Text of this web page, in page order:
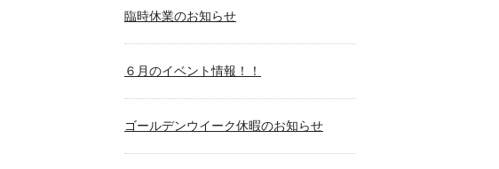
臨時休業のお知らせ
６月のイベント情報！！
ゴールデンウイーク休暇のお知らせ